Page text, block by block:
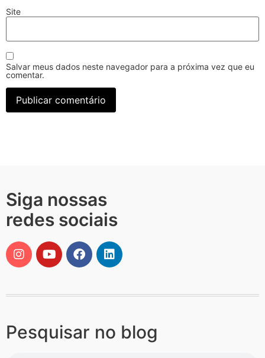
Site
Salvar meus dados neste navegador para a próxima vez que eu
comentar.
Siga nossas
redes sociais
Pesquisar no blog